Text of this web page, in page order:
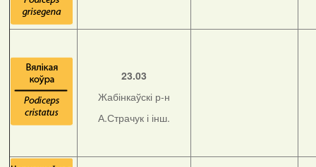
23.03
Жабінкаўскі р-н
А.Страчук і інш.